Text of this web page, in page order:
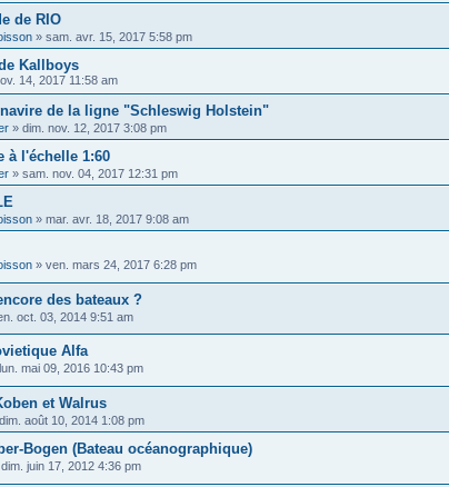
de RIO
» sam. avr. 15, 2017 5:58 pm
Kallboys
14, 2017 11:58 am
navire de la ligne "Schleswig Holstein"
» dim. nov. 12, 2017 3:08 pm
à l'échelle 1:60
» sam. nov. 04, 2017 12:31 pm
» mar. avr. 18, 2017 9:08 am
» ven. mars 24, 2017 6:28 pm
des bateaux ?
oct. 03, 2014 9:51 am
Alfa
lun. mai 09, 2016 10:43 pm
et Walrus
dim. août 10, 2014 1:08 pm
Bogen (Bateau océanographique)
dim. juin 17, 2012 4:36 pm